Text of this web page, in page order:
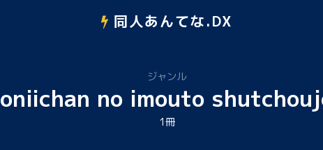
同人あんてな.DX
ジャンル
oniichan no imouto
1冊